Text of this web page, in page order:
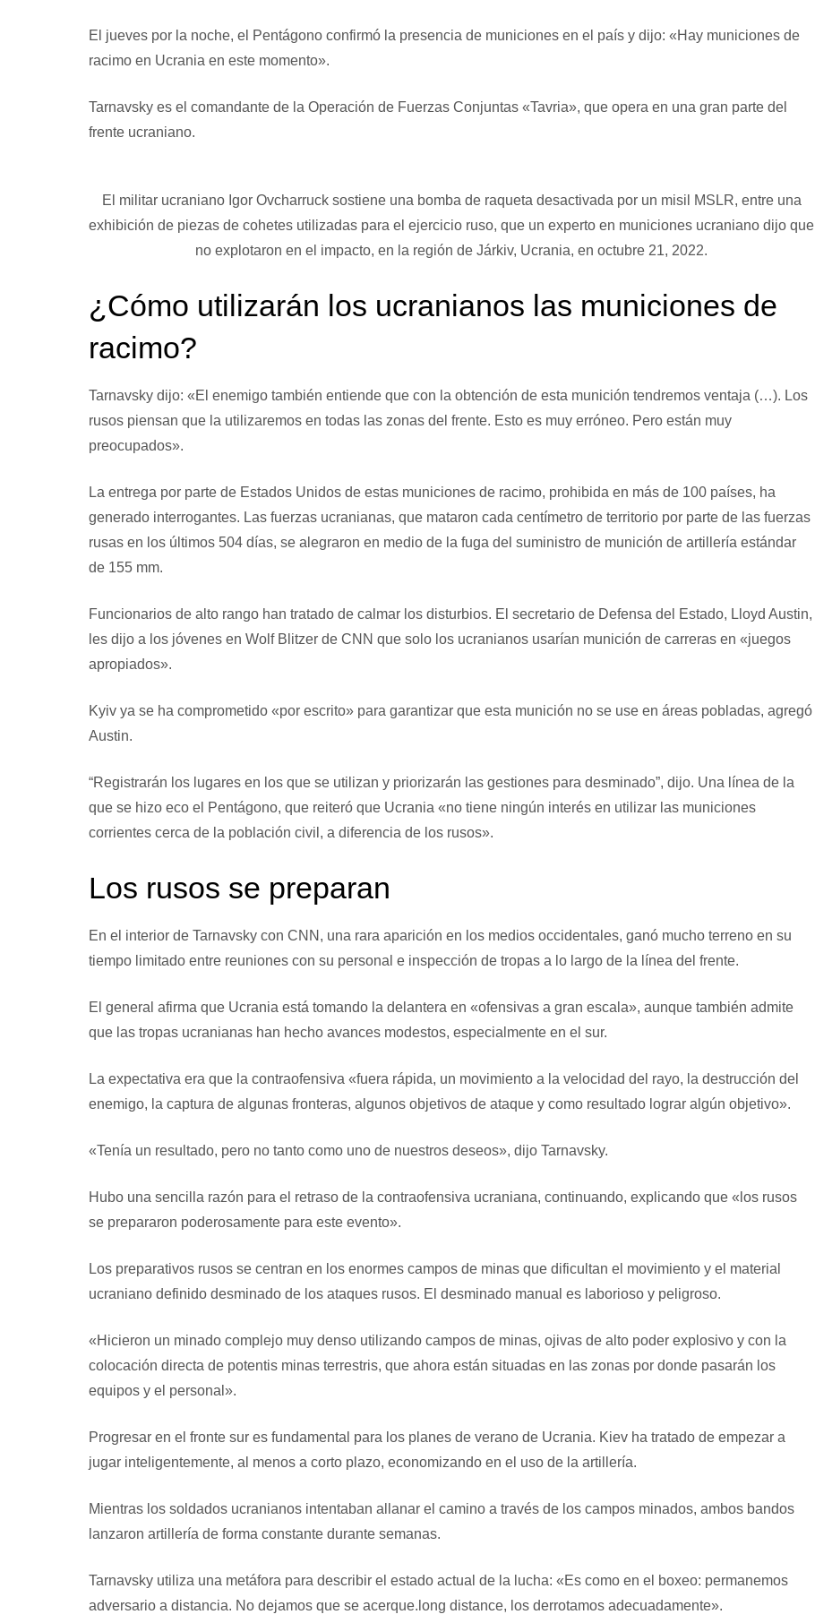
El jueves por la noche, el Pentágono confirmó la presencia de municiones en el país y dijo: «Hay municiones de
racimo en Ucrania en este momento».
Tarnavsky es el comandante de la Operación de Fuerzas Conjuntas «Tavria», que opera en una gran parte del
frente ucraniano.
El militar ucraniano Igor Ovcharruck sostiene una bomba de raqueta desactivada por un misil MSLR, entre una
exhibición de piezas de cohetes utilizadas para el ejercicio ruso, que un experto en municiones ucraniano dijo que
no explotaron en el impacto, en la región de Járkiv, Ucrania, en octubre 21, 2022.
¿Cómo utilizarán los ucranianos las municiones de
racimo?
Tarnavsky dijo: «El enemigo también entiende que con la obtención de esta munición tendremos ventaja (…). Los
rusos piensan que la utilizaremos en todas las zonas del frente. Esto es muy erróneo. Pero están muy
preocupados».
La entrega por parte de Estados Unidos de estas municiones de racimo, prohibida en más de 100 países, ha
generado interrogantes. Las fuerzas ucranianas, que mataron cada centímetro de territorio por parte de las fuerzas
rusas en los últimos 504 días, se alegraron en medio de la fuga del suministro de munición de artillería estándar
de 155 mm.
Funcionarios de alto rango han tratado de calmar los disturbios. El secretario de Defensa del Estado, Lloyd Austin,
les dijo a los jóvenes en Wolf Blitzer de CNN que solo los ucranianos usarían munición de carreras en «juegos
apropiados».
Kyiv ya se ha comprometido «por escrito» para garantizar que esta munición no se use en áreas pobladas, agregó
Austin.
“Registrarán los lugares en los que se utilizan y priorizarán las gestiones para desminado”, dijo. Una línea de la
que se hizo eco el Pentágono, que reiteró que Ucrania «no tiene ningún interés en utilizar las municiones
corrientes cerca de la población civil, a diferencia de los rusos».
Los rusos se preparan
En el interior de Tarnavsky con CNN, una rara aparición en los medios occidentales, ganó mucho terreno en su
tiempo limitado entre reuniones con su personal e inspección de tropas a lo largo de la línea del frente.
El general afirma que Ucrania está tomando la delantera en «ofensivas a gran escala», aunque también admite
que las tropas ucranianas han hecho avances modestos, especialmente en el sur.
La expectativa era que la contraofensiva «fuera rápida, un movimiento a la velocidad del rayo, la destrucción del
enemigo, la captura de algunas fronteras, algunos objetivos de ataque y como resultado lograr algún objetivo».
«Tenía un resultado, pero no tanto como uno de nuestros deseos», dijo Tarnavsky.
Hubo una sencilla razón para el retraso de la contraofensiva ucraniana, continuando, explicando que «los rusos
se prepararon poderosamente para este evento».
Los preparativos rusos se centran en los enormes campos de minas que dificultan el movimiento y el material
ucraniano definido desminado de los ataques rusos. El desminado manual es laborioso y peligroso.
«Hicieron un minado complejo muy denso utilizando campos de minas, ojivas de alto poder explosivo y con la
colocación directa de potentis minas terrestris, que ahora están situadas en las zonas por donde pasarán los
equipos y el personal».
Progresar en el fronte sur es fundamental para los planes de verano de Ucrania. Kiev ha tratado de empezar a
jugar inteligentemente, al menos a corto plazo, economizando en el uso de la artillería.
Mientras los soldados ucranianos intentaban allanar el camino a través de los campos minados, ambos bandos
lanzaron artillería de forma constante durante semanas.
Tarnavsky utiliza una metáfora para describir el estado actual de la lucha: «Es como en el boxeo: permanemos
adversario a distancia. No dejamos que se acerque.long distance, los derrotamos adecuadamente».